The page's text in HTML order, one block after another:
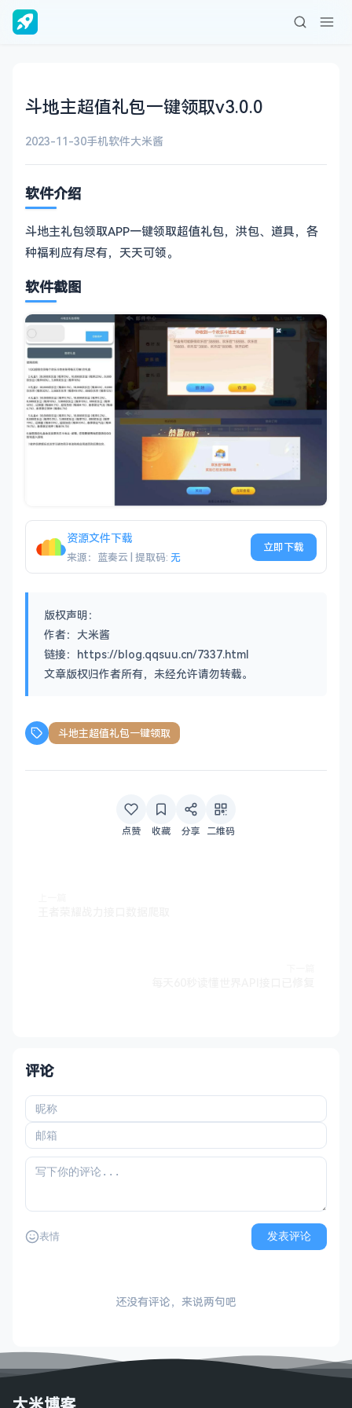
斗地主超值礼包一键领取v3.0.0
2023-11-30手机软件大米酱
软件介绍
斗地主礼包领取APP一键领取超值礼包，洪包、道具，各
种福利应有尽有，天天可领。
软件截图
资源文件下载
来源：蓝奏云 | 提取码: 无
立即下载
版权声明：
作者：大米酱
链接：https://blog.qqsuu.cn/7337.html
文章版权归作者所有，未经允许请勿转载。
斗地主超值礼包一键领取
点赞 收藏 分享 二维码
评论
表情 发表评论
还没有评论，来说两句吧